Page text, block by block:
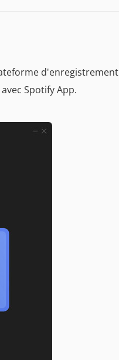
d'enregistrement
Spotify App.